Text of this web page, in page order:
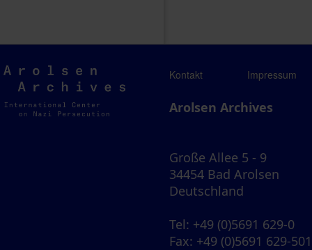
Arolsen
Archives
Kontakt Impressum
Arolsen Archives
Große Allee 5 - 9
34454 Bad Arolsen
Deutschland
Tel: +49 (0)5691 629-0
Fax: +49 (0)5691 629-501